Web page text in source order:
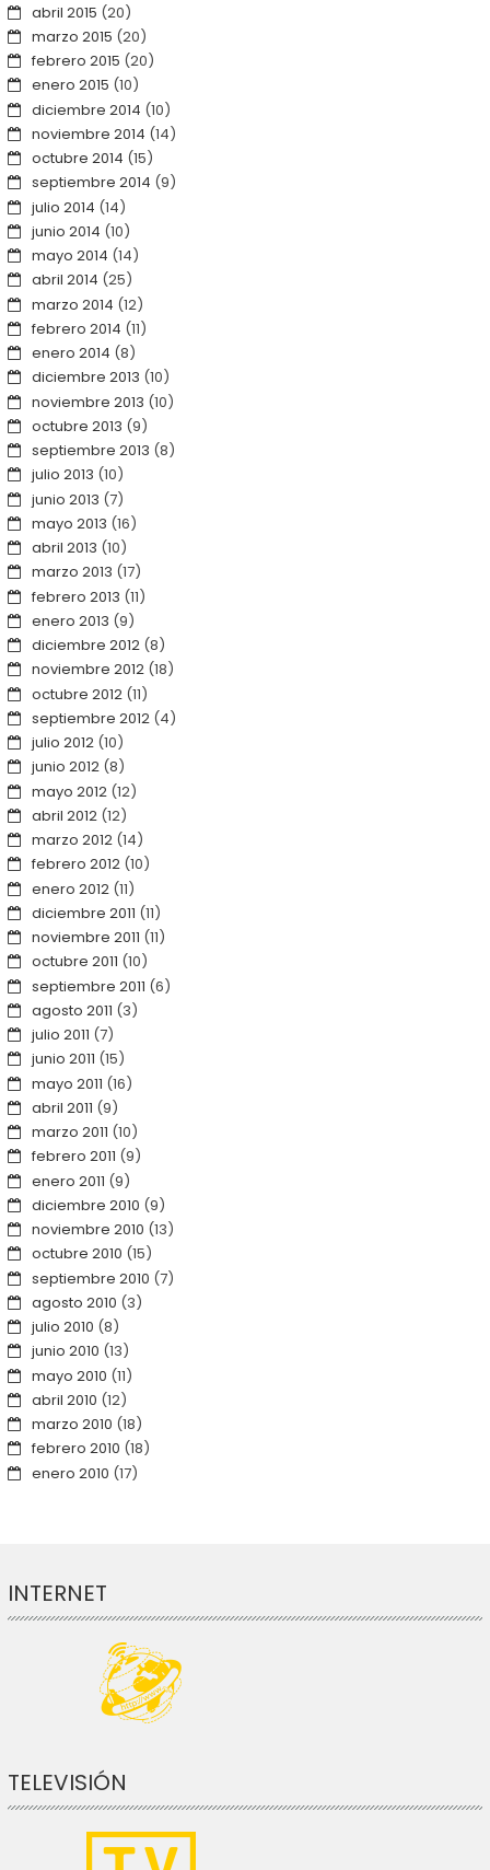
abril 2015 (20)
marzo 2015 (20)
febrero 2015 (20)
enero 2015 (10)
diciembre 2014 (10)
noviembre 2014 (14)
octubre 2014 (15)
septiembre 2014 (9)
julio 2014 (14)
junio 2014 (10)
mayo 2014 (14)
abril 2014 (25)
marzo 2014 (12)
febrero 2014 (11)
enero 2014 (8)
diciembre 2013 (10)
noviembre 2013 (10)
octubre 2013 (9)
septiembre 2013 (8)
julio 2013 (10)
junio 2013 (7)
mayo 2013 (16)
abril 2013 (10)
marzo 2013 (17)
febrero 2013 (11)
enero 2013 (9)
diciembre 2012(8)
noviembre 2012(18)
octubre 2012(11)
septiembre 2012(4)
julio 2012(10)
junio 2012(8)
mayo 2012(12)
abril 2012(12)
marzo 2012(14)
febrero 2012(10)
enero 2012(11)
diciembre 2011 (11)
noviembre 2011 (11)
octubre 2011 (10)
septiembre 2011 (6)
agosto 2011 (3)
julio 2011 (7)
junio 2011 (15)
mayo 2011 (16)
abril 2011 (9)
marzo 2011 (10)
febrero 2011 (9)
enero 2011 (9)
diciembre 2010 (9)
noviembre 2010 (13)
octubre 2010 (15)
septiembre 2010 (7)
agosto 2010 (3)
julio 2010 (8)
junio 2010 (13)
mayo 2010 (11)
abril 2010 (12)
marzo 2010 (18)
febrero 2010 (18)
enero 2010 (17)
INTERNET
TELEVISIÓN